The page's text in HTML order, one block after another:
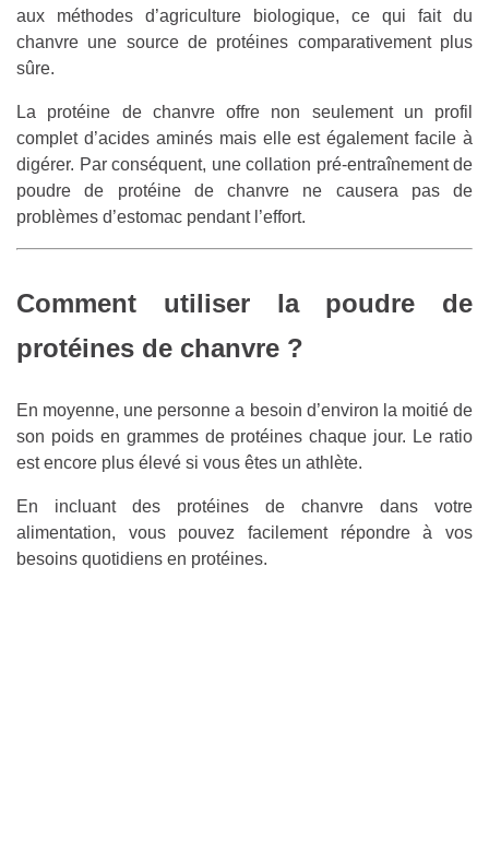
aux méthodes d’agriculture biologique, ce qui fait du
chanvre une source de protéines comparativement plus
sûre.
La protéine de chanvre offre non seulement un profil
complet d’acides aminés mais elle est également facile à
digérer. Par conséquent, une collation pré-entraînement de
poudre de protéine de chanvre ne causera pas de
problèmes d’estomac pendant l’effort.
Comment utiliser la poudre de
protéines de chanvre ?
En moyenne, une personne a besoin d’environ la moitié de
son poids en grammes de protéines chaque jour. Le ratio
est encore plus élevé si vous êtes un athlète.
En incluant des protéines de chanvre dans votre
alimentation, vous pouvez facilement répondre à vos
besoins quotidiens en protéines.